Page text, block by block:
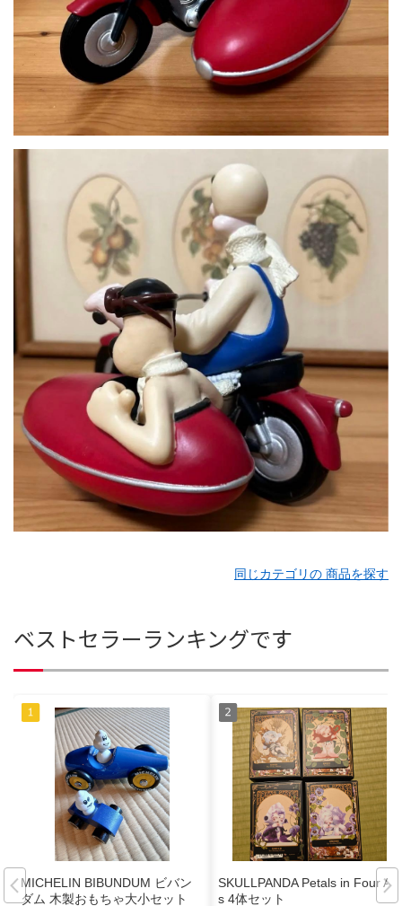
同じカテゴリの 商品を探す
ベストセラーランキングです
MICHELIN BIBUNDUM ビバン
ダム 木製おもちゃ大小セット
SKULLPANDA Petals in Four Act
s 4体セット